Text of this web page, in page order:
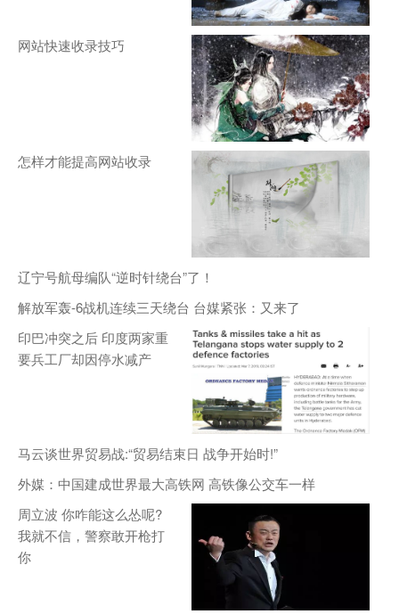
网站快速收录技巧
怎样才能提高网站收录
辽宁号航母编队“逆时针绕台”了！
解放军轰-6战机连续三天绕台 台媒紧张：又来了
印巴冲突之后 印度两家重
要兵工厂却因停水减产
马云谈世界贸易战:“贸易结束日 战争开始时!”
外媒：中国建成世界最大高铁网 高铁像公交车一样
周立波 你咋能这么怂呢?
我就不信，警察敢开枪打
你